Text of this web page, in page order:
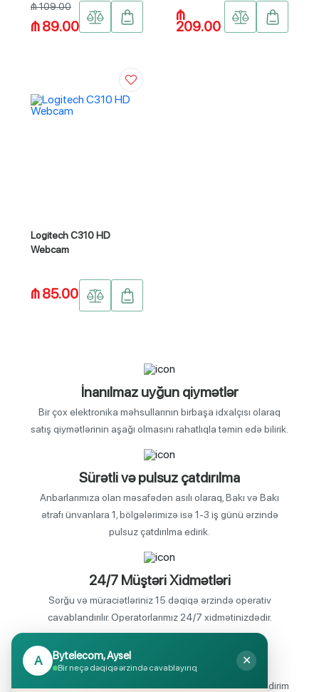
₼ 109.00
₼ 89.00
₼
209.00
Logitech C310 HD
Webcam
₼ 85.00
İnanılmaz uyğun qiymətlər
Bir çox elektronika məhsullarının birbaşa idxalçısı olaraq
satış qiymətlərinin aşağı olmasını rahatlıqla təmin edə bilirik.
Sürətli və pulsuz çatdırılma
Anbarlarımıza olan məsafədən asılı olaraq, Bakı və Bakı
ətrafı ünvanlara 1, bölgələrimizə isə 1-3 iş günü ərzində
pulsuz çatdırılma edirik.
24/7 Müştəri Xidmətləri
Sorğu və müraciətləriniz 15 dəqiqə ərzində operativ
cavablandırılır. Operatorlarımız 24/7 xidmətinizdədir.
Endirimli məhsul seçimi
Mağazalarımızda mütəmadi olaraq, yüksək məbləğli endirim
A Bytelecom, Aysel
Bir neçə dəqiqə ərzində cavablayırıq
✕